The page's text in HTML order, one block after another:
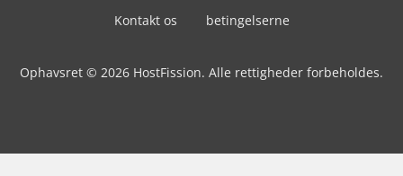
Kontakt os betingelserne
Ophavsret © 2026 HostFission. Alle rettigheder forbeholdes.